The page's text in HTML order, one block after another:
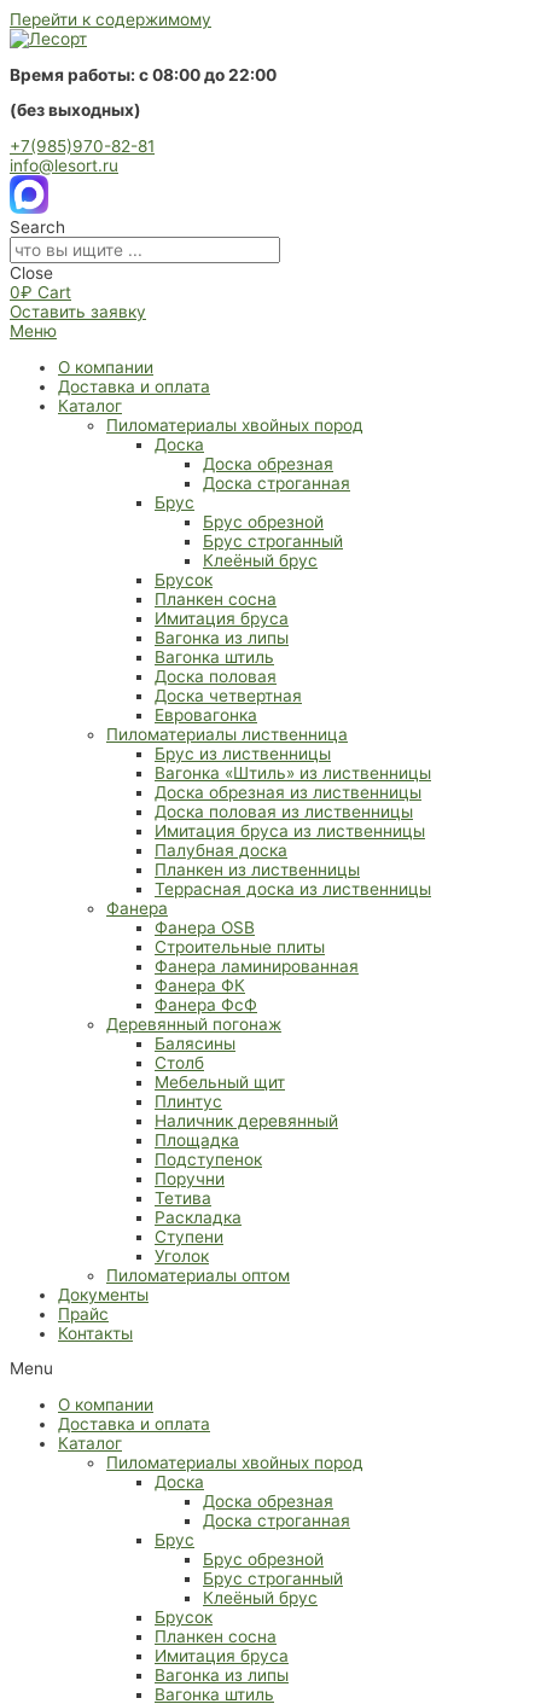
Перейти к содержимому
Время работы: с 08:00 до 22:00
(без выходных)
+7(985)970-82-81
info@lesort.ru
Search
Close
0₽ Cart
Оставить заявку
Меню
О компании
Доставка и оплата
Каталог
Пиломатериалы хвойных пород
Доска
Доска обрезная
Доска строганная
Брус
Брус обрезной
Брус строганный
Клеёный брус
Брусок
Планкен сосна
Имитация бруса
Вагонка из липы
Вагонка штиль
Доска половая
Доска четвертная
Евровагонка
Пиломатериалы лиственница
Брус из лиственницы
Вагонка «Штиль» из лиственницы
Доска обрезная из лиственницы
Доска половая из лиственницы
Имитация бруса из лиственницы
Палубная доска
Планкен из лиственницы
Террасная доска из лиственницы
Фанера
Фанера OSB
Строительные плиты
Фанера ламинированная
Фанера ФК
Фанера ФсФ
Деревянный погонаж
Балясины
Столб
Мебельный щит
Плинтус
Наличник деревянный
Площадка
Подступенок
Поручни
Тетива
Раскладка
Ступени
Уголок
Пиломатериалы оптом
Документы
Прайс
Контакты
Menu
О компании
Доставка и оплата
Каталог
Пиломатериалы хвойных пород
Доска
Доска обрезная
Доска строганная
Брус
Брус обрезной
Брус строганный
Клеёный брус
Брусок
Планкен сосна
Имитация бруса
Вагонка из липы
Вагонка штиль